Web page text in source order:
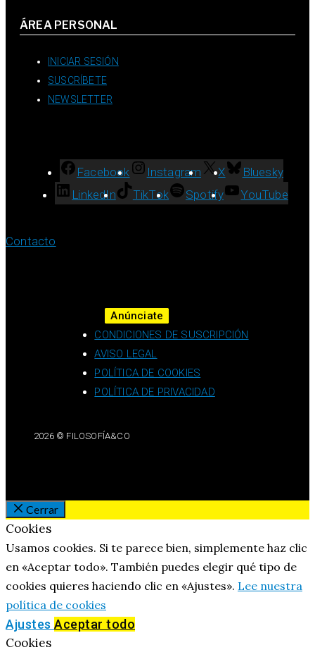
ÁREA PERSONAL
INICIAR SESIÓN
SUSCRÍBETE
NEWSLETTER
Facebook Instagram X
Bluesky
LinkedIn
TikTok Spotify YouTube
Contacto
Anúnciate
CONDICIONES DE SUSCRIPCIÓN
AVISO LEGAL
POLÍTICA DE COOKIES
POLÍTICA DE PRIVACIDAD
2026 © FILOSOFÍA&CO
Cerrar
Cookies
Usamos cookies. Si te parece bien, simplemente haz clic
en «Aceptar todo». También puedes elegir qué tipo de
cookies quieres haciendo clic en «Ajustes». Lee nuestra
política de cookies
Ajustes Aceptar todo
Cookies